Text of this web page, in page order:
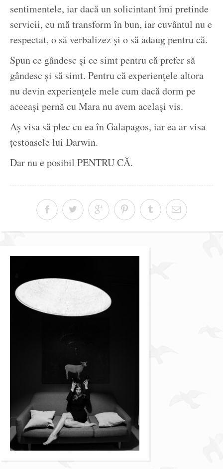
sentimentele, iar dacă un solicintant îmi pretinde
servicii, eu mă transform în bun, iar cuvântul nu e
respectat, o să verbalizez şi o să adaug pentru că.
Spun ce gândesc şi ce simt pentru că prefer să
gândesc şi să simt. Pentru că experienţele altora
nu devin experienţele mele cum dacă dorm pe
aceeaşi pernă cu Mara nu avem acelaşi vis.
Aş visa să plec cu ea în Galapagos, iar ea ar visa
ţestoasele lui Darwin.
Dar nu e posibil PENTRU CĂ.